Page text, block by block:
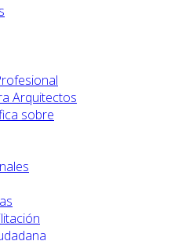
Arquitectos
sobre